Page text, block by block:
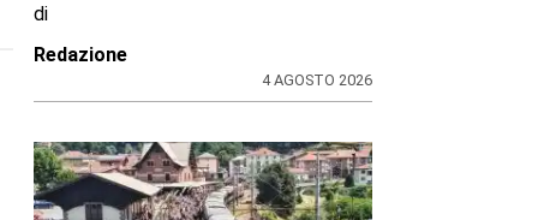
di
Redazione
4 AGOSTO 2026